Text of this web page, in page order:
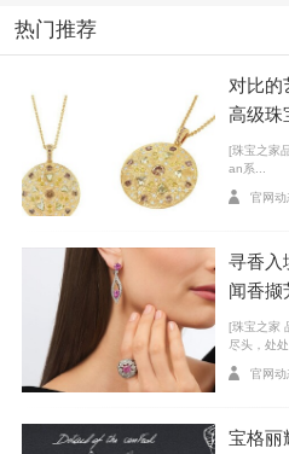
蹈家吴孟珂出席于上海举行
宝系列活动。
热门推荐
对比的
高级珠
[珠宝之家
an系...
官网动
寻香入
闻香撷
[珠宝之家
尽头，处处
官网动
宝格丽